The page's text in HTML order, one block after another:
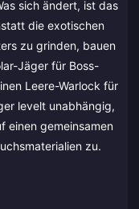
sich ändert, ist das
die exotischen
zu grinden, bauen
Jäger für Boss-
Leere-Warlock für
levelt unabhängig,
einen gemeinsamen
zu.